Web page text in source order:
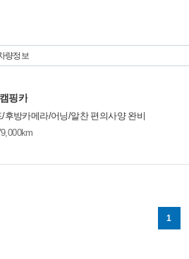
량정보
핑카
후방카메라/어닝/알찬 편의사양 완비
1